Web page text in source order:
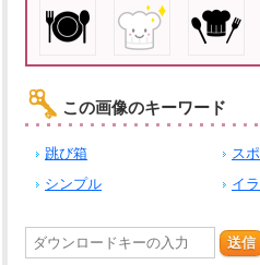
この画像のキーワード
跳び箱 ス
シンプル
イ
送信